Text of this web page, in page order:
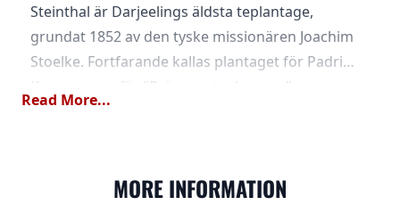
Steinthal är Darjeelings äldsta teplantage,
grundat 1852 av den tyske missionären Joachim
Stoelke. Fortfarande kallas plantaget för Padri
Kaman, ungefär "Prästens teplantage" av
lokalinvånarna. Det är plockingen från den allra
Read More...
MORE INFORMATION